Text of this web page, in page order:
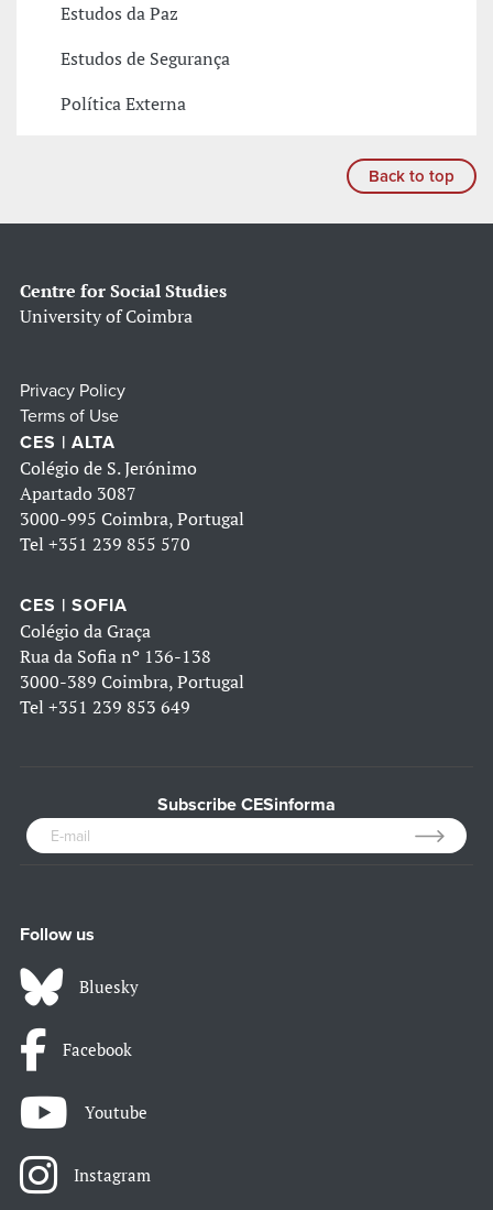
Estudos da Paz
Estudos de Segurança
Política Externa
Back to top
Centre for Social Studies
University of Coimbra
Privacy Policy
Terms of Use
CES | ALTA
Colégio de S. Jerónimo
Apartado 3087
3000-995 Coimbra, Portugal
Tel +351 239 855 570
CES | SOFIA
Colégio da Graça
Rua da Sofia nº 136-138
3000-389 Coimbra, Portugal
Tel +351 239 853 649
Subscribe CESinforma
Follow us
Bluesky
Facebook
Youtube
Instagram